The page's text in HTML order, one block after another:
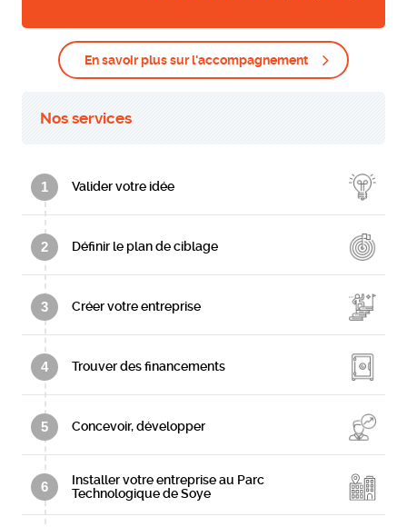
En savoir plus sur l'accompagnement
Nos services
1 Valider votre idée
2 Définir le plan de ciblage
3 Créer votre entreprise
4 Trouver des financements
5 Concevoir, développer
6
Installer votre entreprise au Parc
Technologique de Soye